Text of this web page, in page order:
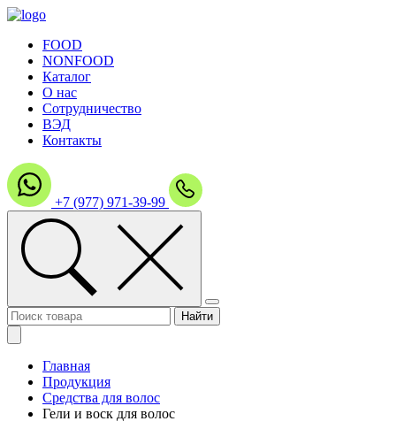
FOOD
NONFOOD
Каталог
О нас
Сотрудничество
ВЭД
Контакты
+7 (977) 971-39-99
Главная
Продукция
Средства для волос
Гели и воск для волос